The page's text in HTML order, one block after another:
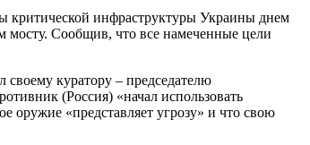
критической инфраструктуры Украины днем
мосту. Сообщив, что все намеченные цели
куратору – председателю
(Россия) «начал использовать
оружие «представляет угрозу» и что свою